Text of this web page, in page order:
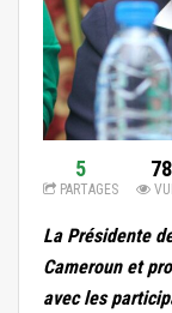
5
PARTAGES
78
La Présidente
Cameroun et
avec les